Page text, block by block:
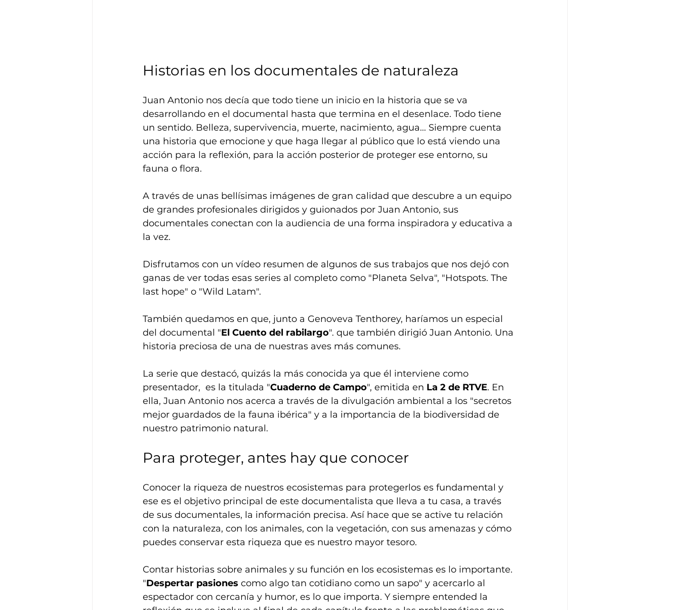
Historias en los documentales de naturaleza
Juan Antonio nos decía que todo tiene un inicio en la historia que se va
desarrollando en el documental hasta que termina en el desenlace. Todo tiene
un sentido. Belleza, supervivencia, muerte, nacimiento, agua... Siempre cuenta
una historia que emocione y que haga llegar al público que lo está viendo una
acción para la reflexión, para la acción posterior de proteger ese entorno, su
fauna o flora.
A través de unas bellísimas imágenes de gran calidad que descubre a un equipo
de grandes profesionales dirigidos y guionados por Juan Antonio, sus
documentales conectan con la audiencia de una forma inspiradora y educativa a
la vez.
Disfrutamos con un vídeo resumen de algunos de sus trabajos que nos dejó con
ganas de ver todas esas series al completo como "Planeta Selva", "Hotspots. The
last hope" o "Wild Latam".
También quedamos en que, junto a Genoveva Tenthorey, haríamos un especial
del documental "El Cuento del rabilargo". que también dirigió Juan Antonio. Una
historia preciosa de una de nuestras aves más comunes.
La serie que destacó, quizás la más conocida ya que él interviene como
presentador,  es la titulada "Cuaderno de Campo", emitida en La 2 de RTVE. En
ella, Juan Antonio nos acerca a través de la divulgación ambiental a los "secretos
mejor guardados de la fauna ibérica" y a la importancia de la biodiversidad de
nuestro patrimonio natural.
Para proteger, antes hay que conocer
Conocer la riqueza de nuestros ecosistemas para protegerlos es fundamental y
ese es el objetivo principal de este documentalista que lleva a tu casa, a través
de sus documentales, la información precisa. Así hace que se active tu relación
con la naturaleza, con los animales, con la vegetación, con sus amenazas y cómo
puedes conservar esta riqueza que es nuestro mayor tesoro.
Contar historias sobre animales y su función en los ecosistemas es lo importante.
"Despertar pasiones como algo tan cotidiano como un sapo" y acercarlo al
espectador con cercanía y humor, es lo que importa. Y siempre entended la